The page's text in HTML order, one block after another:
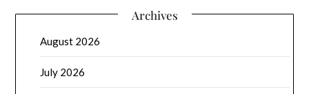
Archives
August 2026
July 2026